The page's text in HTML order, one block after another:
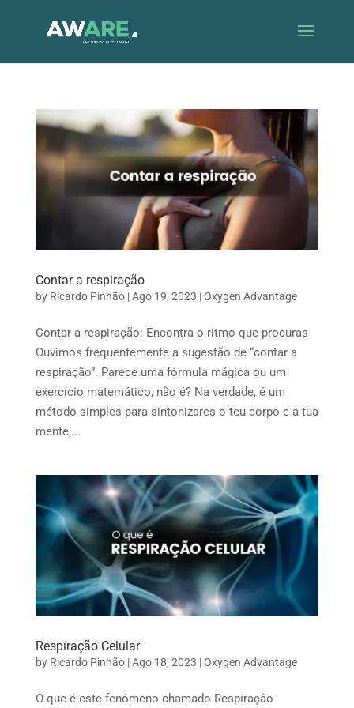
Contar a respiração
by Ricardo Pinhão|Ago 19, 2023 |Oxygen Advantage
Contar a respiração: Encontra o ritmo que procuras
Ouvimos frequentemente a sugestão de “contar a
respiração”. Parece uma fórmula mágica ou um
exercício matemático, não é? Na verdade, é um
método simples para sintonizares o teu corpo e a tua
mente,...
Respiração Celular
by Ricardo Pinhão|Ago 18, 2023 |Oxygen Advantage
O que é este fenómeno chamado Respiração